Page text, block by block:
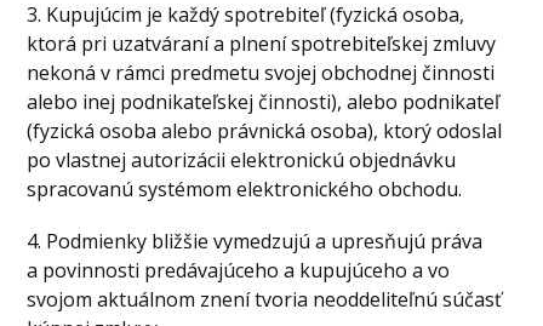
3. Kupujúcim je každý spotrebiteľ (fyzická osoba,
ktorá pri uzatváraní a plnení spotrebiteľskej zmluvy
nekoná v rámci predmetu svojej obchodnej činnosti
alebo inej podnikateľskej činnosti), alebo podnikateľ
(fyzická osoba alebo právnická osoba), ktorý odoslal
po vlastnej autorizácii elektronickú objednávku
spracovanú systémom elektronického obchodu.
4. Podmienky bližšie vymedzujú a upresňujú práva
a povinnosti predávajúceho a kupujúceho a vo
svojom aktuálnom znení tvoria neoddeliteľnú súčasť